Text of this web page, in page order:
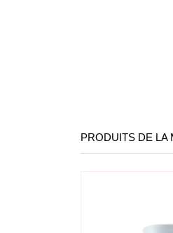
PRODUITS DE LA